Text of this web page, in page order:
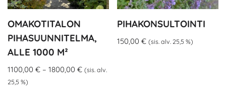
OMAKOTITALON
PIHASUUNNITELMA,
ALLE 1000 M²
1100,00 € – 1800,00 € (sis. alv.
25,5 %)
PIHAKONSULTOINTI
150,00€ (sis. alv. 25,5 %)